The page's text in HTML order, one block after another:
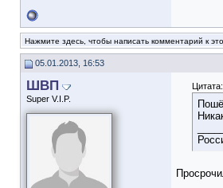
Нажмите здесь, чтобы написать комментарий к
05.01.2013, 16:53
ШВП
Super V.I.P.
Цитата: